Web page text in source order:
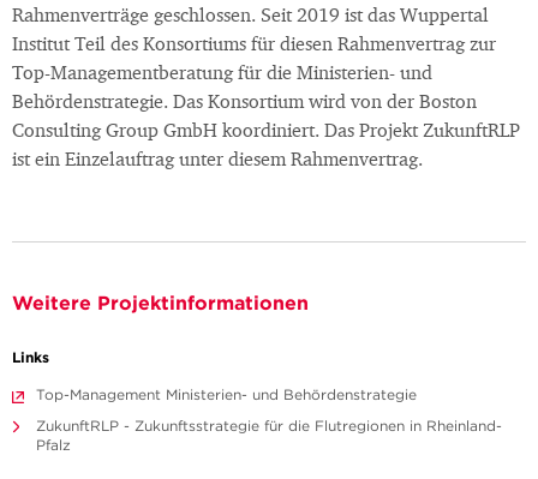
Rahmenverträge geschlossen. Seit 2019 ist das Wuppertal
Institut Teil des Konsortiums für diesen Rahmenvertrag zur
Top-Managementberatung für die Ministerien- und
Behördenstrategie. Das Konsortium wird von der Boston
Consulting Group GmbH koordiniert. Das Projekt ZukunftRLP
ist ein Einzelauftrag unter diesem Rahmenvertrag.
Weitere Projektinformationen
Links
Top-Management Ministerien- und Behördenstrategie
ZukunftRLP - Zukunftsstrategie für die Flutregionen in Rheinland-
Pfalz